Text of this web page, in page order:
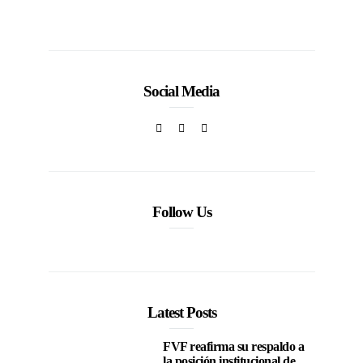
Social Media
Follow Us
Latest Posts
FVF reafirma su respaldo a